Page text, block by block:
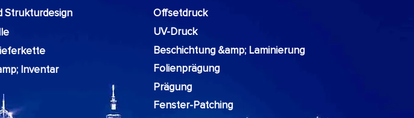
Strukturdesign
Inventar
Offsetdruck
UV-Druck
Beschichtung &amp; Laminierung
Folienprägung
Prägung
Fenster-Patching